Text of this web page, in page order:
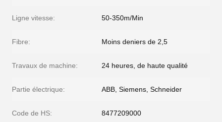
Ligne vitesse: 50-350m/Min
Fibre: Moins deniers de 2,5
Travaux de machine: 24 heures, de haute qualité
Partie électrique: ABB, Siemens, Schneider
Code de HS: 8477209000